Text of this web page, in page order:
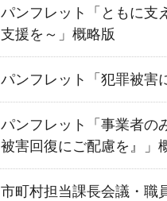
パンフレット「ともに支
支援を～」概略版
パンフレット「犯罪被害
パンフレット「事業者の
被害回復にご配慮を』」
市町村担当課長会議・職